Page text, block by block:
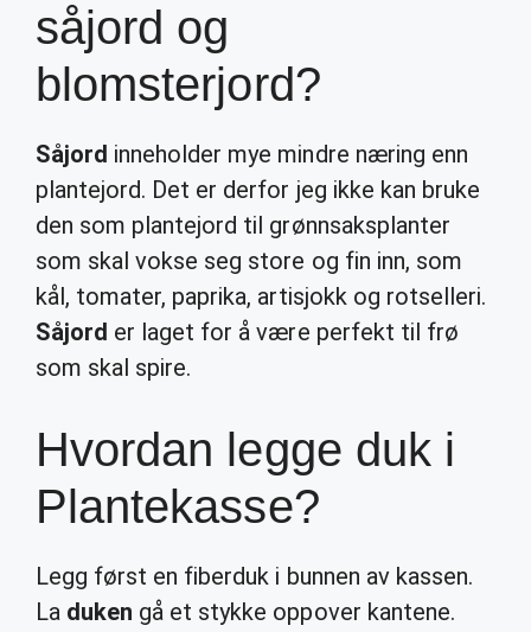
såjord og
blomsterjord?
Såjord inneholder mye mindre næring enn
plantejord. Det er derfor jeg ikke kan bruke
den som plantejord til grønnsaksplanter
som skal vokse seg store og fin inn, som
kål, tomater, paprika, artisjokk og rotselleri.
Såjord er laget for å være perfekt til frø
som skal spire.
Hvordan legge duk i
Plantekasse?
Legg først en fiberduk i bunnen av kassen.
La duken gå et stykke oppover kantene.